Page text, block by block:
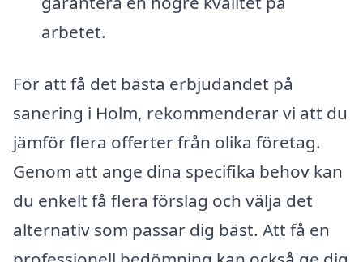
arbetet.
För att få det bästa erbjudandet på
sanering i Holm, rekommenderar vi att du
jämför flera offerter från olika företag.
Genom att ange dina specifika behov kan
du enkelt få flera förslag och välja det
alternativ som passar dig bäst. Att få en